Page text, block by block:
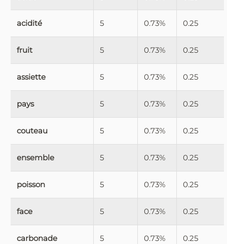
acidité 5 0.73% 0.25
fruit 5 0.73% 0.25
assiette 5 0.73% 0.25
pays 5 0.73% 0.25
couteau 5 0.73% 0.25
ensemble 5 0.73% 0.25
poisson 5 0.73% 0.25
face 5 0.73% 0.25
carbonade 5 0.73% 0.25